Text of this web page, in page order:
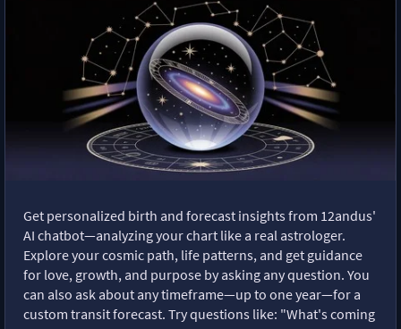
Get personalized birth and forecast insights from 12andus'
AI chatbot—analyzing your chart like a real astrologer.
Explore your cosmic path, life patterns, and get guidance
for love, growth, and purpose by asking any question. You
can also ask about any timeframe—up to one year—for a
custom transit forecast. Try questions like: "What's coming